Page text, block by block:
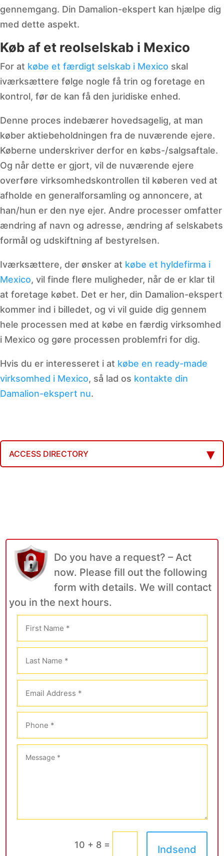
gennemgang. Din Damalion-ekspert kan hjælpe dig
med dette aspekt.
Køb af et reolselskab i Mexico
For at købe et færdigt selskab i Mexico skal
iværksættere følge nogle få trin og foretage en
kontrol, før de kan få den juridiske enhed.
Denne proces indebærer hovedsagelig, at man
køber aktiebeholdningen fra de nuværende ejere.
Køberne underskriver derfor en købs-/salgsaftale.
Og når dette er gjort, vil de nuværende ejere
overføre virksomhedskontrollen til køberen ved at
afholde en generalforsamling og annoncere, at
han/hun er den nye ejer. Andre processer omfatter
ændring af navn og adresse, ændring af selskabets
formål og udskiftning af bestyrelsen.
Iværksættere, der ønsker at købe et hyldefirma i
Mexico, vil finde flere muligheder, når de er klar til
at foretage købet. Det er her, din Damalion-ekspert
kommer ind i billedet, og vi vil guide dig gennem
hele processen med at købe en færdig virksomhed
i Mexico og gøre processen problemfri for dig.
Hvis du er interesseret i at købe en ready-made
virksomhed i Mexico, så lad os kontakte din
Damalion-ekspert nu.
ACCESS DIRECTORY
Do you have a request? – Act
now. Please fill out the following
form with details. We will contact
you in the next hours.
10 + 8= Indsend